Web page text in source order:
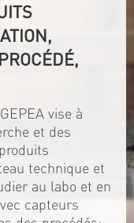
vise à
et des
technique et
au labo et en
capteurs